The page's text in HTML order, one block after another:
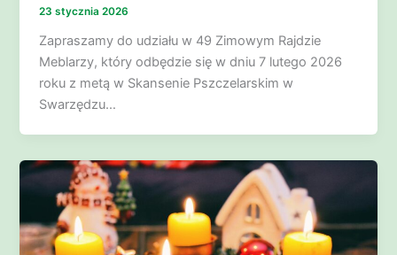
23 stycznia 2026
Zapraszamy do udziału w 49 Zimowym Rajdzie
Meblarzy, który odbędzie się w dniu 7 lutego 2026
roku z metą w Skansenie Pszczelarskim w
Swarzędzu…